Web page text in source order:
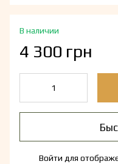
В наличии
4 300 грн
Войти для